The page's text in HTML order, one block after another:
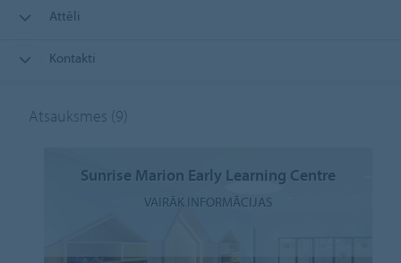
Attēli
Kontakti
Atsauksmes (9)
Sunrise Marion Early Learning Centre
VAIRĀK INFORMĀCIJAS